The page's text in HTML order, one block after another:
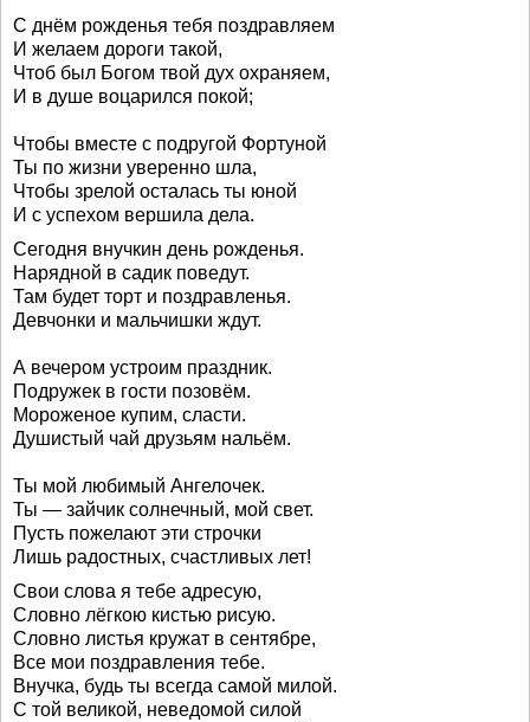
С днём рожденья тебя поздравляем
И желаем дороги такой,
Чтоб был Богом твой дух охраняем,
И в душе воцарился покой;
Чтобы вместе с подругой Фортуной
Ты по жизни уверенно шла,
Чтобы зрелой осталась ты юной
И с успехом вершила дела.
Сегодня внучкин день рожденья.
Нарядной в садик поведут.
Там будет торт и поздравленья.
Девчонки и мальчишки ждут.
А вечером устроим праздник.
Подружек в гости позовём.
Мороженое купим, сласти.
Душистый чай друзьям нальём.
Ты мой любимый Ангелочек.
Ты — зайчик солнечный, мой свет.
Пусть пожелают эти строчки
Лишь радостных, счастливых лет!
Свои слова я тебе адресую,
Словно лёгкою кистью рисую.
Словно листья кружат в сентябре,
Все мои поздравления тебе.
Внучка, будь ты всегда самой милой.
С той великой, неведомой силой